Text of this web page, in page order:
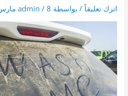
اترك تعليقاً / بواسطة admin / 8 مارس، 2020